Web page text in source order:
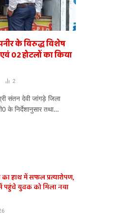
के विरुद्ध विशेष
02 होटलों का किया
2
संतन देवी जांगड़े जिला
के निर्देशानुसार तथा…
हाथ में सफल प्रत्यारोपण,
पहुंचे युवक को मिला नया